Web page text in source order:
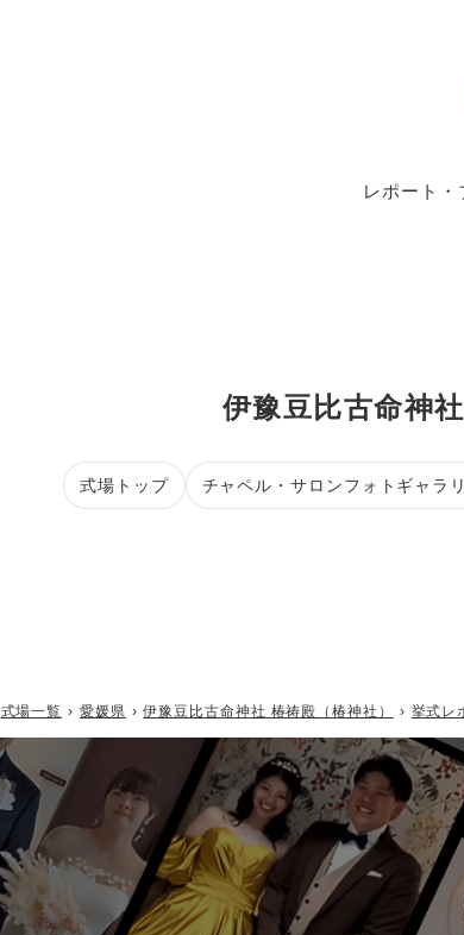
レポート・
伊豫豆比古命神
式場トップ チャペル・サロンフォトギャラ
式場一覧 愛媛県 伊豫豆比古命神社 椿祷殿（椿神社） 挙式レ